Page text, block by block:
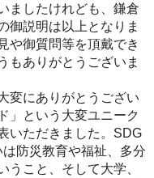
ましたけれども、鎌倉
御説明は以上となりま
や御質問等を頂戴でき
もありがとうございま
にありがとうござい
」という大変ユニーク
いただきました。SDG
防災教育や福祉、多分
うこと、そして大学、